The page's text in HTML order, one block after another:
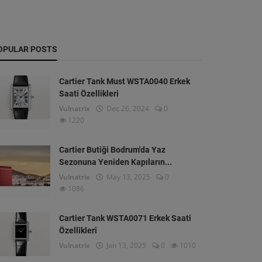
POSTS
Cartier Tank Must WSTA0040 Erkek
Saati Özellikleri
Vulnatrix Dec 26, 2024
0
1220
Cartier Butiği Bodrum'da Yaz
Sezonuna Yeniden Kapıların...
Vulnatrix May 13, 2025
0
1086
Cartier Tank WSTA0071 Erkek Saati
Özellikleri
Vulnatrix Jan 13, 2025 0 1010